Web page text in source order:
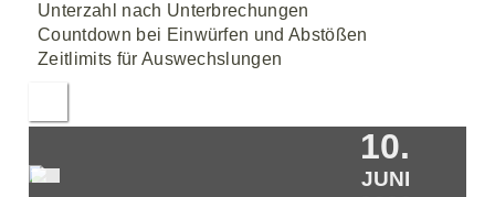
Unterzahl nach Unterbrechungen
Countdown bei Einwürfen und Abstößen
Zeitlimits für Auswechslungen
10.
JUNI